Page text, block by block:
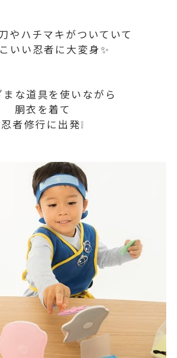
やハチマキがついていて
いい忍者に大変身✨
まな道具を使いながら
胴衣を着て
忍者修行に出発❕